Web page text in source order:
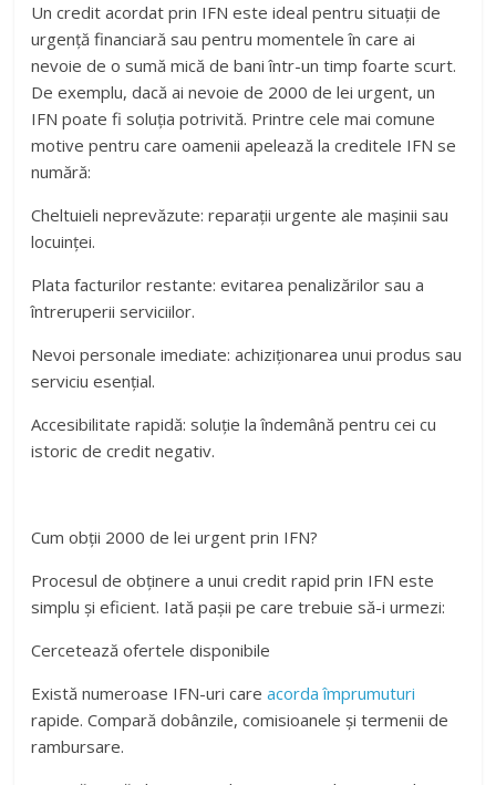
Un credit acordat prin IFN este ideal pentru situații de
urgență financiară sau pentru momentele în care ai
nevoie de o sumă mică de bani într-un timp foarte scurt.
De exemplu, dacă ai nevoie de 2000 de lei urgent, un
IFN poate fi soluția potrivită. Printre cele mai comune
motive pentru care oamenii apelează la creditele IFN se
numără:
Cheltuieli neprevăzute: reparații urgente ale mașinii sau
locuinței.
Plata facturilor restante: evitarea penalizărilor sau a
întreruperii serviciilor.
Nevoi personale imediate: achiziționarea unui produs sau
serviciu esențial.
Accesibilitate rapidă: soluție la îndemână pentru cei cu
istoric de credit negativ.
Cum obții 2000 de lei urgent prin IFN?
Procesul de obținere a unui credit rapid prin IFN este
simplu și eficient. Iată pașii pe care trebuie să-i urmezi:
Cercetează ofertele disponibile
Există numeroase IFN-uri careacorda împrumuturi
rapide. Compară dobânzile, comisioanele și termenii de
rambursare.